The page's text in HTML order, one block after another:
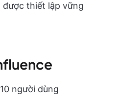
được thiết lập vững
người dùng